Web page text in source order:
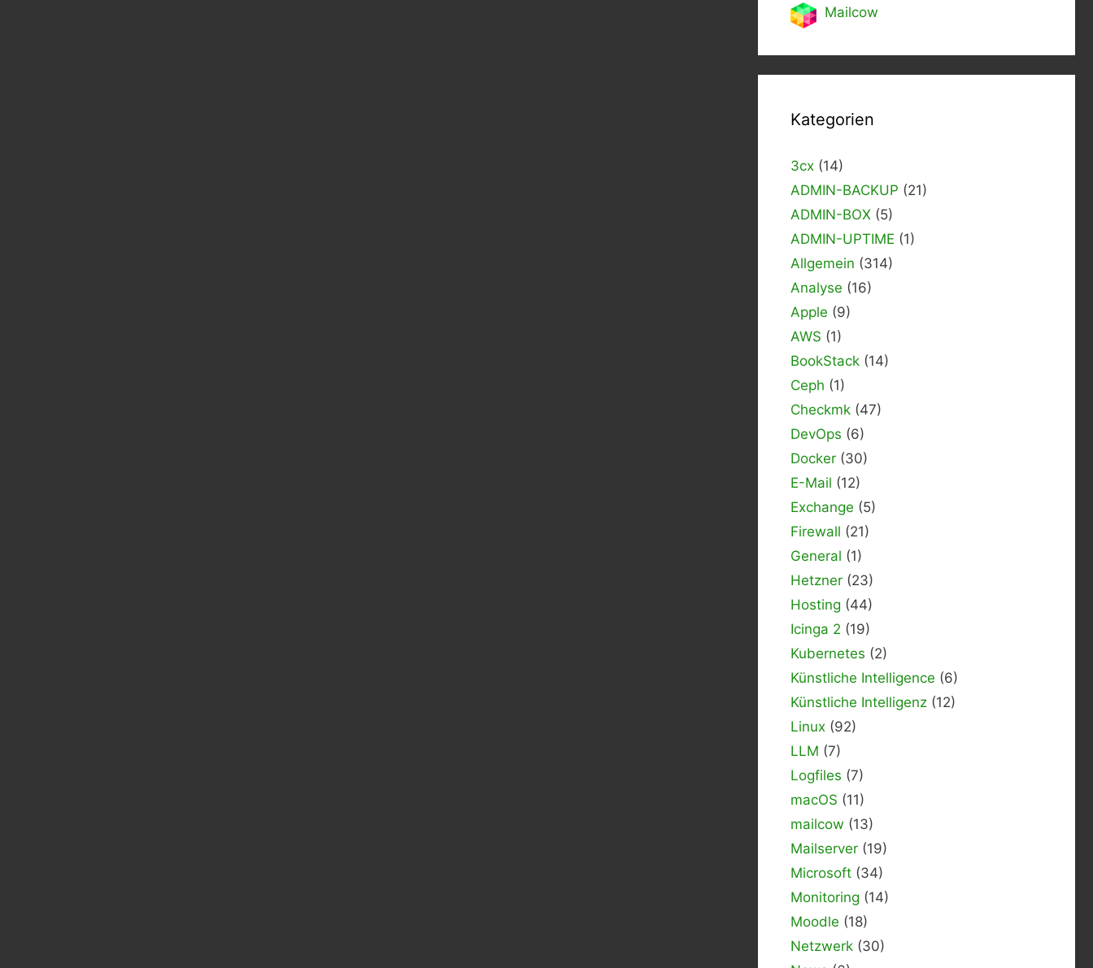
Mailcow
Kategorien
3cx (14)
ADMIN-BACKUP (21)
ADMIN-BOX (5)
ADMIN-UPTIME (1)
Allgemein (314)
Analyse (16)
Apple (9)
AWS (1)
BookStack (14)
Ceph (1)
Checkmk (47)
DevOps (6)
Docker (30)
E-Mail (12)
Exchange (5)
Firewall (21)
General (1)
Hetzner (23)
Hosting (44)
Icinga 2 (19)
Kubernetes (2)
Künstliche Intelligence (6)
Künstliche Intelligenz (12)
Linux (92)
LLM (7)
Logfiles (7)
macOS (11)
mailcow (13)
Mailserver (19)
Microsoft (34)
Monitoring (14)
Moodle (18)
Netzwerk (30)